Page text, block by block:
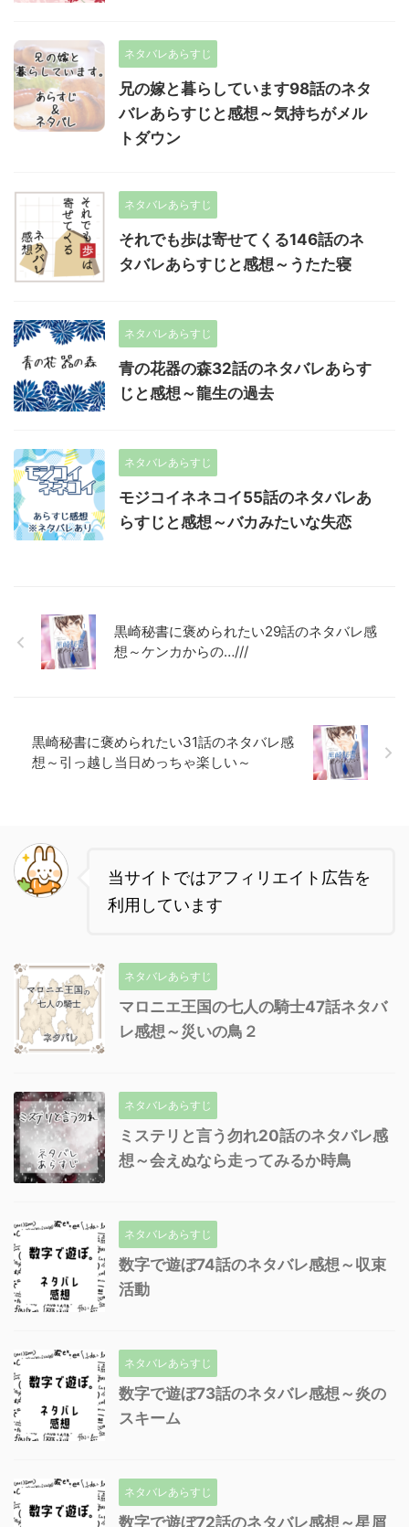
ネタバレあらすじ
兄の嫁と暮らしています98話のネタ
バレあらすじと感想～気持ちがメル
トダウン
ネタバレあらすじ
それでも歩は寄せてくる146話のネ
タバレあらすじと感想～うたた寝
ネタバレあらすじ
青の花器の森32話のネタバレあらす
じと感想～龍生の過去
ネタバレあらすじ
モジコイネネコイ55話のネタバレあ
らすじと感想～バカみたいな失恋
黒崎秘書に褒められたい29話のネタバレ感
想～ケンカからの…///
黒崎秘書に褒められたい31話のネタバレ感
想～引っ越し当日めっちゃ楽しい～
当サイトではアフィリエイト広告を
利用しています
ネタバレあらすじ
マロニエ王国の七人の騎士47話ネタバ
レ感想～災いの鳥２
ネタバレあらすじ
ミステリと言う勿れ20話のネタバレ感
想～会えぬなら走ってみるか時鳥
ネタバレあらすじ
数字で遊ぼ74話のネタバレ感想～収束
活動
ネタバレあらすじ
数字で遊ぼ73話のネタバレ感想～炎の
スキーム
ネタバレあらすじ
数字で遊ぼ72話のネタバレ感想～星屑